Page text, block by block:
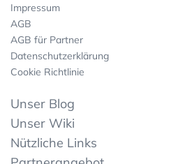
Impressum
AGB
AGB für Partner
Datenschutzerklärung
Cookie Richtlinie
Unser Blog
Unser Wiki
Nützliche Links